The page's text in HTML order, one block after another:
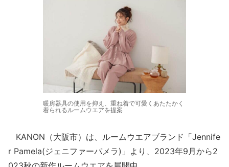
暖房器具の使用を抑え、重ね着で可愛くあたたかく
着られるルームウエアを提案
KANON（大阪市）は、ルームウエアブランド「Jennife
r Pamela(ジェニファーパメラ)」より、2023年9⽉から2